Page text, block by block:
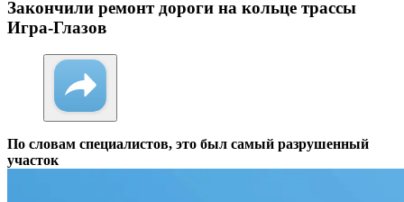
Закончили ремонт дороги на кольце трассы
Игра-Глазов
По словам специалистов, это был самый разрушенный
участок